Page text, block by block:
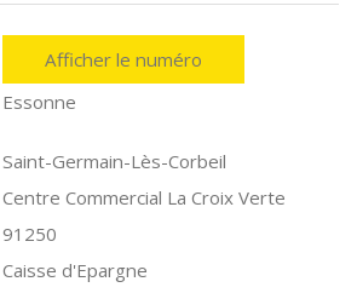
Afficher le numéro
Essonne
Saint-Germain-Lès-Corbeil
Centre Commercial La Croix Verte
91250
Caisse d'Epargne